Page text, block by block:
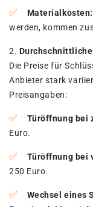
Materialkosten:
werden, kommen
Die Preise für
Anbieter stark
Preisangaben:
Türöffnung bei
Euro.
Türöffnung bei
250 Euro.
Wechsel eines